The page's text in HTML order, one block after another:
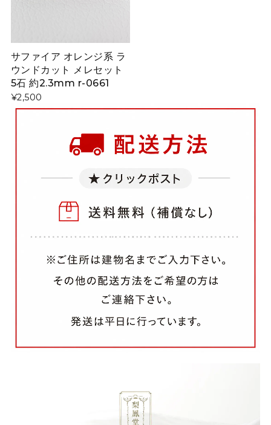
サファイア オレンジ系 ラ
ウンドカット メレセット
5石 約2.3mm r-0661
¥2,500